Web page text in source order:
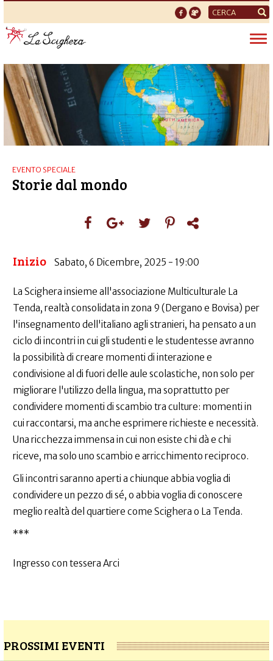
Form
di
ricerca
EVENTO SPECIALE
Storie dal mondo
Inizio Sabato, 6 Dicembre, 2025 - 19:00
La Scighera insieme all'associazione Multiculturale La
Tenda, realtà consolidata in zona 9 (Dergano e Bovisa) per
l'insegnamento dell'italiano agli stranieri, ha pensato a un
ciclo di incontri in cui gli studenti e le studentesse avranno
la possibilità di creare momenti di interazione e
condivisione al di fuori delle aule scolastiche, non solo per
migliorare l'utilizzo della lingua, ma soprattutto per
condividere momenti di scambio tra culture: momenti in
cui raccontarsi, ma anche esprimere richieste e necessità.
Una ricchezza immensa in cui non esiste chi dà e chi
riceve, ma solo uno scambio e arricchimento reciproco.
Gli incontri saranno aperti a chiunque abbia voglia di
condividere un pezzo di sé, o abbia voglia di conoscere
meglio realtà del quartiere come Scighera o La Tenda.
***
Ingresso con tessera Arci
PROSSIMI EVENTI